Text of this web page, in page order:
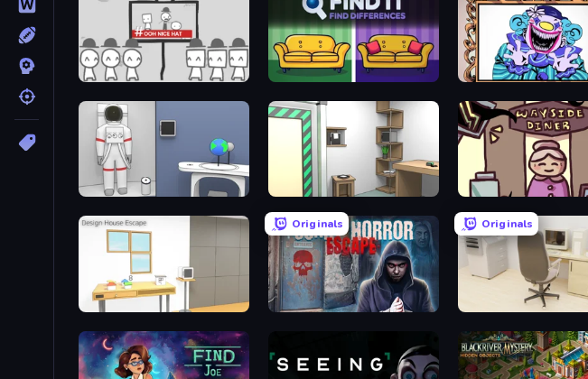
We Become What We Behold Find It - Find The Differences Exhibit of Sorrows
Space Museum Escape Machine Room Escape Diner in the Storm
Design House Escape
Originals
Scary Horror Escape Room
Originals
House Escape: Office